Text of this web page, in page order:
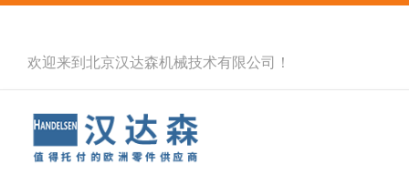
欢迎来到北京汉达森机械技术有限公司！